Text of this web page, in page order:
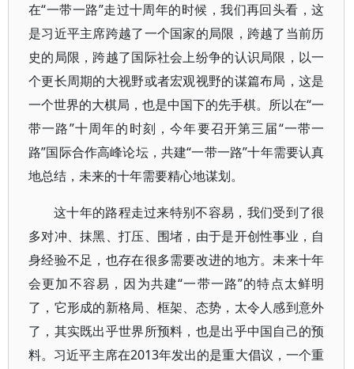
在“一带一路”走过十周年的时候，我们再回头看，这
是习近平主席跨越了一个国家的局限，跨越了当前历
史的局限，跨越了国际社会上纷争的认识局限，以一
个更长周期的大视野或者宏观视野的谋篇布局，这是
一个世界的大棋局，也是中国下的先手棋。所以在“一
带一路”十周年的时刻，今年要召开第三届“一带一
路”国际合作高峰论坛，共建“一带一路”十年需要认真
地总结，未来的十年需要精心地谋划。
这十年的路程走过来特别不容易，我们受到了很
多对冲、抹黑、打压、围堵，由于是开创性事业，自
身经验不足，也存在很多需要改进的地方。未来十年
会更加不容易，因为共建“一带一路”的特点太鲜明
了，它形成的新格局、框架、态势，太令人感到意外
了，其实既出乎世界所预料，也是出乎中国自己的预
料。习近平主席在2013年发出的是重大倡议，一个重